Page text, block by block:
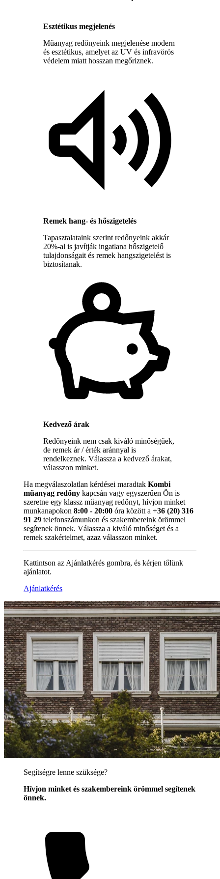
Esztétikus megjelenés
Műanyag redőnyeink megjelenése modern
és esztétikus, amelyet az UV és infravörös
védelem miatt hosszan megőriznek.
Remek hang- és hőszigetelés
Tapasztalataink szerint redőnyeink akkár
20%-al is javítják ingatlana hőszigetelő
tulajdonságait és remek hangszigetelést is
biztosítanak.
Kedvező árak
Redőnyeink nem csak kiváló minőségűek,
de remek ár / érték aránnyal is
rendelkeznek. Válassza a kedvező árakat,
válasszon minket.
Ha megválaszolatlan kérdései maradtak Kombi
műanyag redőny kapcsán vagy egyszerűen Ön is
szeretne egy klassz műanyag redőnyt, hívjon minket
munkanapokon 8:00 - 20:00 óra között a +36 (20) 316
91 29 telefonszámunkon és szakembereink örömmel
segítenek önnek. Válassza a kiváló minőséget és a
remek szakértelmet, azaz válasszon minket.
Kattintson az Ajánlatkérés gombra, és kérjen tőlünk
ajánlatot.
Ajánlatkérés
Segítségre lenne szüksége?
Hívjon minket és szakembereink örömmel segítenek
önnek.